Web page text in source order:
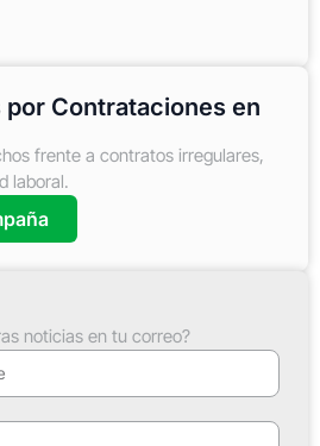
por Contrataciones en
frente a contratos irregulares,
laboral.
noticias en tu correo?